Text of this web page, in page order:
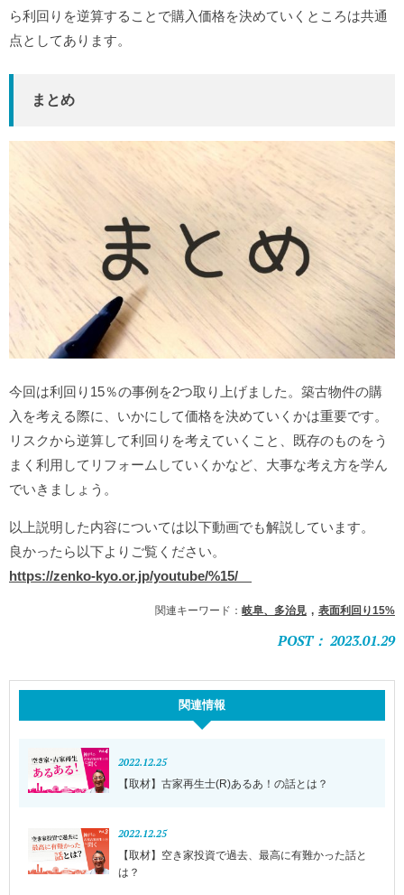
ら利回りを逆算することで購入価格を決めていくところは共通
点としてあります。
まとめ
今回は利回り15％の事例を2つ取り上げました。築古物件の購
入を考える際に、いかにして価格を決めていくかは重要です。
リスクから逆算して利回りを考えていくこと、既存のものをう
まく利用してリフォームしていくかなど、大事な考え方を学ん
でいきましょう。
以上説明した内容については以下動画でも解説しています。
良かったら以下よりご覧ください。
https://zenko-kyo.or.jp/youtube/%15/
関連キーワード： 岐阜、多治見 表面利回り15%
POST： 2023.01.29
関連情報
2022.12.25
【取材】古家再生士(R)あるあ！の話とは？
2022.12.25
【取材】空き家投資で過去、最高に有難かった話と
は？